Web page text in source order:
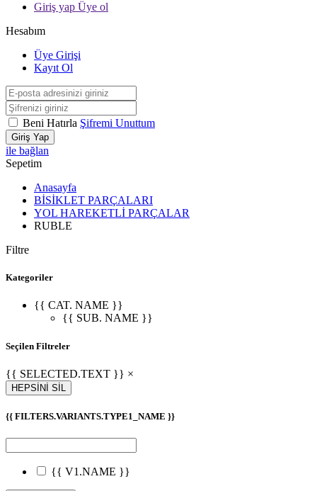
Giriş yap Üye ol
Hesabım
Üye Girişi
Kayıt Ol
Beni Hatırla Şifremi Unuttum
Giriş Yap
ile bağlan
Sepetim
Anasayfa
BİSİKLET PARÇALARI
YOL HAREKETLİ PARÇALAR
RUBLE
Filtre
Kategoriler
{{ CAT. NAME }}
{{ SUB. NAME }}
Seçilen Filtreler
{{ SELECTED.TEXT }} ×
HEPSİNİ SİL
{{ FILTERS.VARIANTS.TYPE1_NAME }}
{{ V1.NAME }}